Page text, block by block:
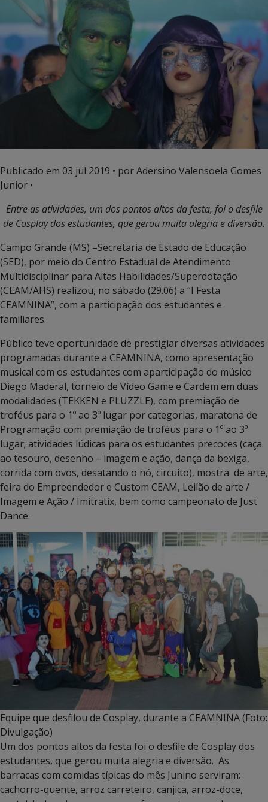
Publicado em 03 jul 2019 • por Adersino Valensoela Gomes
Junior •
Entre as atividades, um dos pontos altos da festa, foi o desfile
de Cosplay dos estudantes, que gerou muita alegria e diversão.
Campo Grande (MS) –Secretaria de Estado de Educação
(SED), por meio do Centro Estadual de Atendimento
Multidisciplinar para Altas Habilidades/Superdotação
(CEAM/AHS) realizou, no sábado (29.06) a “I Festa
CEAMNINA”, com a participação dos estudantes e
familiares.
Público teve oportunidade de prestigiar diversas atividades
programadas durante a CEAMNINA, como apresentação
musical com os estudantes com aparticipação do músico
Diego Maderal, torneio de Vídeo Game e Cardem em duas
modalidades (TEKKEN e PLUZZLE), com premiação de
troféus para o 1º ao 3º lugar por categorias, maratona de
Programação com premiação de troféus para o 1º ao 3º
lugar; atividades lúdicas para os estudantes precoces (caça
ao tesouro, desenho – imagem e ação, dança da bexiga,
corrida com ovos, desatando o nó, circuito), mostra de arte,
feira do Empreendedor e Custom CEAM, Leilão de arte /
Imagem e Ação / Imitratix, bem como campeonato de Just
Dance.
Equipe que desfilou de Cosplay, durante a CEAMNINA (Foto:
Divulgação)
Um dos pontos altos da festa foi o desfile de Cosplay dos
estudantes, que gerou muita alegria e diversão. As
barracas com comidas típicas do mês Junino serviram:
cachorro-quente, arroz carreteiro, canjica, arroz-doce,